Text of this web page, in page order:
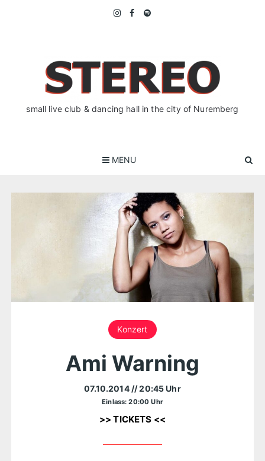
small live club & dancing hall in the city of Nuremberg
MENU
Konzert
Ami Warning
07.10.2014 // 20:45 Uhr
Einlass: 20:00 Uhr
>> TICKETS <<